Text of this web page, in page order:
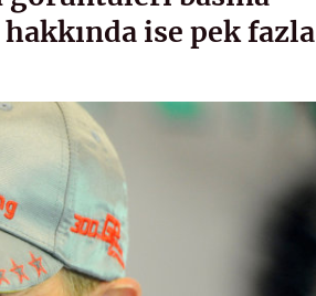
ise pek fazla